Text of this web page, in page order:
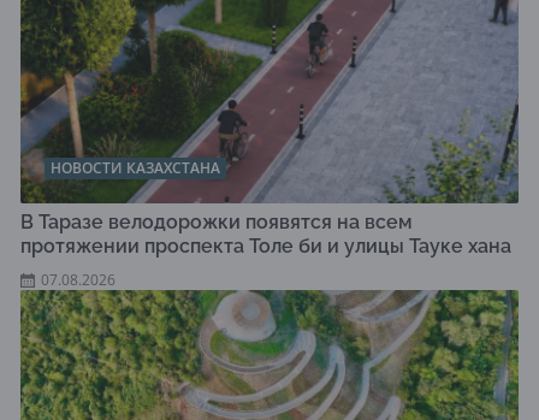
НОВОСТИ КАЗАХСТАНА
В Таразе велодорожки появятся на всем
протяжении проспекта Толе би и улицы Тауке хана
07.08.2026